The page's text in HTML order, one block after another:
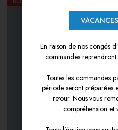
En raison de nos congés
commandes
Toutes les commandes
période seront préparées
retour. Nous vous
compréhension et